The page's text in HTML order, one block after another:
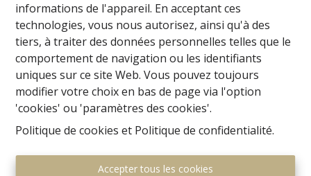
informations de l'appareil. En acceptant ces
technologies, vous nous autorisez, ainsi qu'à des
tiers, à traiter des données personnelles telles que le
comportement de navigation ou les identifiants
uniques sur ce site Web. Vous pouvez toujours
modifier votre choix en bas de page via l'option
'cookies' ou 'paramètres des cookies'.
Politique de cookies et Politique de confidentialité.
Accepter tous les cookies